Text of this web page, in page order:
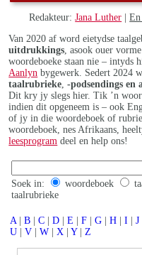
Redakteur:Jana Luther |
Van 2020 af word eietydse
uitdrukkings , asook ouer
woordeboeke staan nie – intyds
Aanlyn bygewerk. Sedert 2024
taalrubrieke ,-podsendings en
Dit kry jy slegs hier. Tik ’n
indien dit opgeneem is – ook
of jy in die woordeboek of
woordeboek, nes Afrikaans,
leesprogram deel en help ons!
Soek in: woordeboek
taalrubrieke
A | B | C | D | E | F | G | H | I | J
U | V | W | X | Y | Z